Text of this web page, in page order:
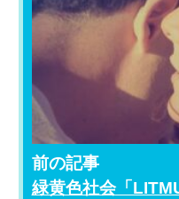
前の記事
緑黄色社会「